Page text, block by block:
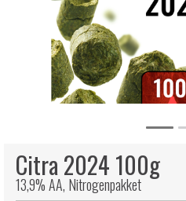
Citra 2024 100g
13,9% AA, Nitrogenpakket